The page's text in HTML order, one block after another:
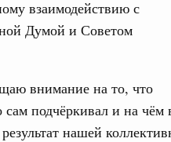
взаимодействию с
Думой и Советом
внимание на то, что
сам подчёркивал и на
нашей
№21)
№20)